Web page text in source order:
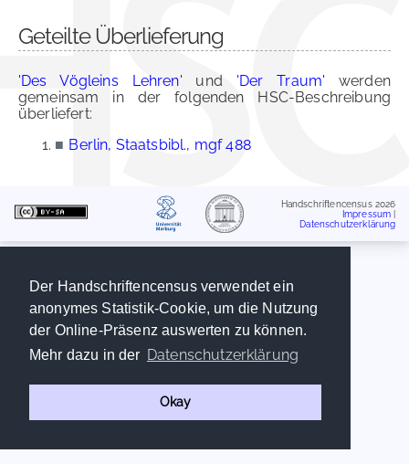
Der Handschriftencensus verwendet ein
anonymes Statistik-Cookie, um die Nutzung
der Online-Präsenz auswerten zu können.
Mehr dazu in der Datenschutzerklärung
Okay
Geteilte Überlieferung
'Des Vögleins Lehren' und 'Der Traum' werden
gemeinsam in der folgenden HSC-Beschreibung
überliefert:
■ Berlin, Staatsbibl., mgf 488
Handschriftencensus 2026
Impressum
Datenschutzerklärung